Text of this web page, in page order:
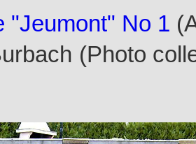
"Jeumont" No 1
(Photo